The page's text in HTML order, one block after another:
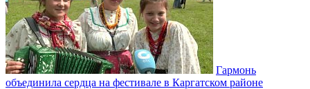
Гармонь
объединила сердца на фестивале в Каргатском районе